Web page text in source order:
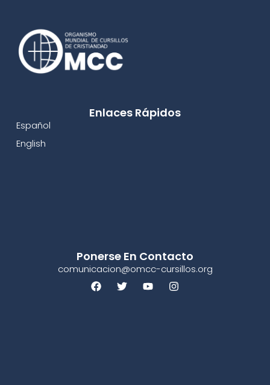
Enlaces Rápidos
Español
English
Ponerse En Contacto
comunicacion@omcc-cursillos.org